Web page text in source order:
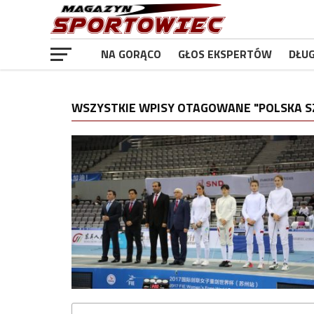
NA GORĄCO GŁOS EKSPERTÓW
WSZYSTKIE WPISY OTAGOWANE "POLSKA